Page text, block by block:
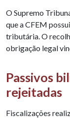
O Supremo
que a CFEM
tributária. O
obrigação legal
Passivos
rejeitadas
Fiscalizações